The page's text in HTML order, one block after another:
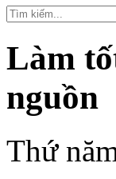
Làm
nguồn
Thứ